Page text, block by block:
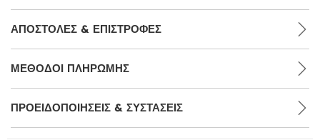
ΑΠΟΣΤΟΛΈΣ & ΕΠΙΣΤΡΟΦΈΣ
ΜΕΘΌΔΟΙ ΠΛΗΡΩΜΉΣ
ΠΡΟΕΙΔΟΠΟΙΉΣΕΙΣ & ΣΥΣΤΆΣΕΙΣ